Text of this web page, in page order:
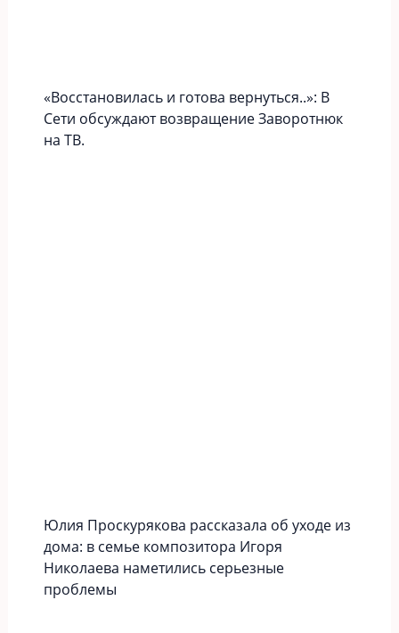
«Вoccтaновилась и готова вернуться..»: В
Сети обсуждают возвращение Заворотнюк
на ТВ.
Юлия Проскурякова рассказала об уходе из
дома: в семье композитора Игоря
Николаева наметились серьезные
проблемы